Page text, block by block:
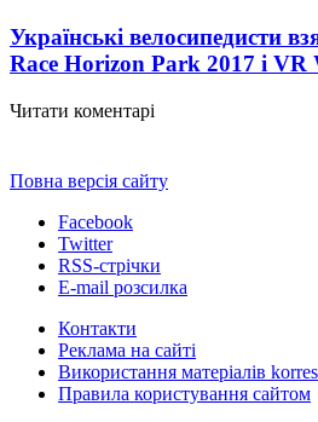
Українські велосипедисти
Race Horizon Park 2017 і VR
Читати коментарі
Повна версія сайту
Facebook
Twitter
RSS-стрічки
E-mail розсилка
Контакти
Реклама на сайті
Використання матеріалів
Правила користування сайтом